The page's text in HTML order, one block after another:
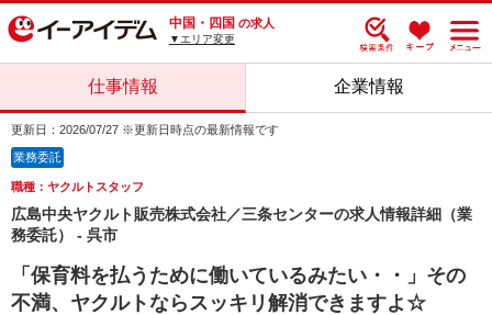
中国・四国 の求人
▼エリア変更
仕事情報 企業情報
更新日：2026/07/27 ※更新日時点の最新情報です
業務委託
職種：ヤクルトスタッフ
広島中央ヤクルト販売株式会社／三条センターの求人情報詳細（業
務委託） - 呉市
「保育料を払うために働いているみたい・・」その
不満、ヤクルトならスッキリ解消できますよ☆